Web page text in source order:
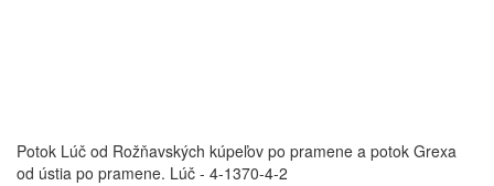
Potok Lúč od Rožňavských kúpeľov po pramene a potok Grexa
od ústia po pramene. Lúč - 4-1370-4-2